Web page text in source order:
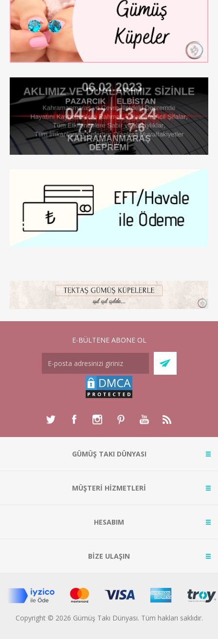
E-BÜLTENE ABONE OL
GÜMÜŞ TAKI DÜNYASI
MÜŞTERİ HİZMETLERİ
HESABIM
BİZE ULAŞIN
Copyright © 2026 Gümüş Takı Dünyası. Tüm hakları saklıdır.